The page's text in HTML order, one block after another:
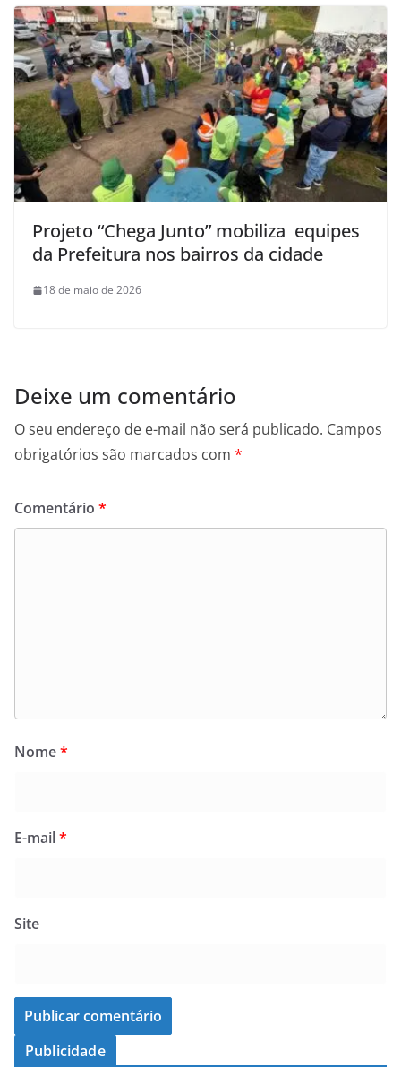
Projeto “Chega Junto” mobiliza equipes
da Prefeitura nos bairros da cidade
18 de maio de 2026
Deixe um comentário
O seu endereço de e-mail não será publicado. Campos
obrigatórios são marcados com *
Comentário *
Nome*
E-mail*
Site
Publicidade